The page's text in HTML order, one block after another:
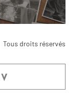
Tous droits réservés